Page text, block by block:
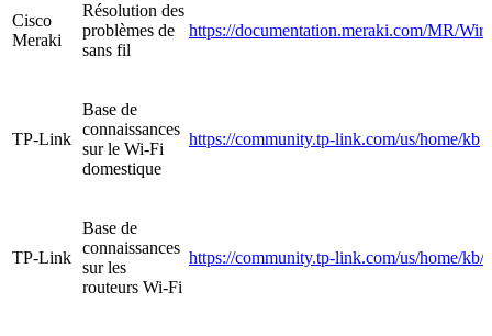
Cisco
Meraki
Résolution des
problèmes de
sans fil
https://documentation.meraki.com/MR/
TP-Link
Base de
connaissances
sur le Wi-Fi
domestique
https://community.tp-link.com/us/home/kb
TP-Link
Base de
connaissances
sur les
routeurs Wi-Fi
https://community.tp-link.com/us/home/kb/